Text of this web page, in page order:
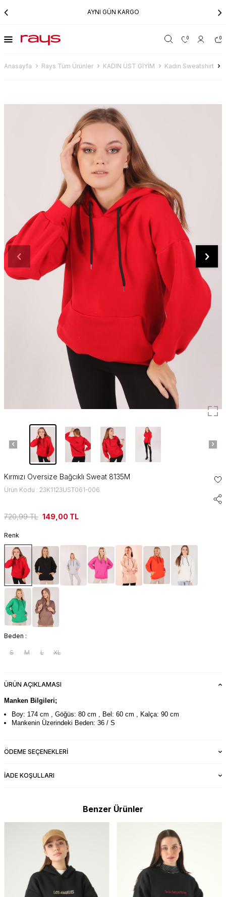
AYNI GÜN KARGO
0 0
Anasayfa Rays Tüm Ürünler KADIN ÜST GİYİM Kadın Sweatshirt
Kırmızı Oversize Bağcıklı Sweat 8135M
Ürün Kodu : 23K1123UST061-006
720,99TL 149,00 TL
Renk
Beden :
S M L XL
ÜRÜN AÇIKLAMASI
Manken Bilgileri;
Boy: 174 cm , Göğüs: 80 cm , Bel: 60 cm , Kalça: 90 cm
Mankenin Üzerindeki Beden: 36 / S
ÖDEME SEÇENEKLERI
İADE KOŞULLARI
Benzer Ürünler